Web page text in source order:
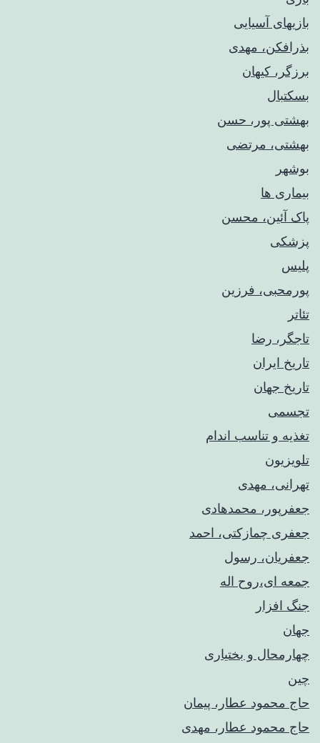
بازیهای آسیایی
بذرافکن، مهدی
برزگر، کیهان
بسکتبال
بهشتی پور، حسن
بهشتی، مرتضی
بوشهر
بیماری ها
پاک آئین، محسن
پزشکی
پلیس
پورمحبی، فرزین
تئاتر
تاجگر، رضا
تاریخ ایران
تاریخ جهان
تجسمی
تغذیه و تناسب اندام
تلویزیون
تهرانی، مهدی
جعفرپور، محمدهادی
جعفری چمازکتی، احمد
جعفریان، رسول
جمعه ای،روح اله
جنگ افزار
جهان
چهارمحال و بختیاری
چین
حاج محمود عطار، پیمان
حاج محمود عطار، مهدی